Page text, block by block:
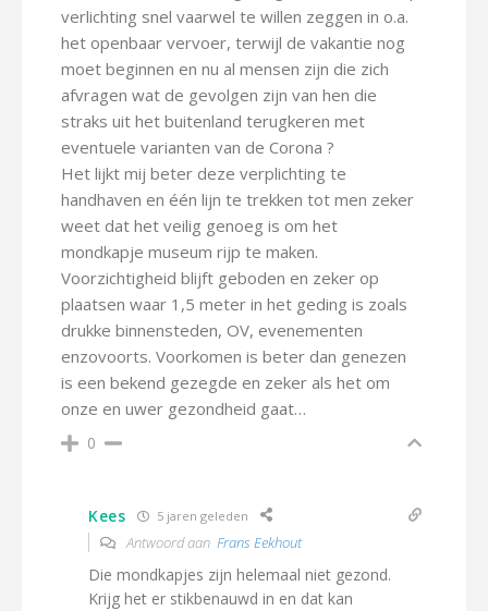
verlichting snel vaarwel te willen zeggen in o.a.
het openbaar vervoer, terwijl de vakantie nog
moet beginnen en nu al mensen zijn die zich
afvragen wat de gevolgen zijn van hen die
straks uit het buitenland terugkeren met
eventuele varianten van de Corona ?
Het lijkt mij beter deze verplichting te
handhaven en één lijn te trekken tot men zeker
weet dat het veilig genoeg is om het
mondkapje museum rijp te maken.
Voorzichtigheid blijft geboden en zeker op
plaatsen waar 1,5 meter in het geding is zoals
drukke binnensteden, OV, evenementen
enzovoorts. Voorkomen is beter dan genezen
is een bekend gezegde en zeker als het om
onze en uwer gezondheid gaat…
0
Kees 5 jaren geleden
Antwoord aan Frans Eekhout
Die mondkapjes zijn helemaal niet gezond.
Krijg het er stikbenauwd in en dat kan